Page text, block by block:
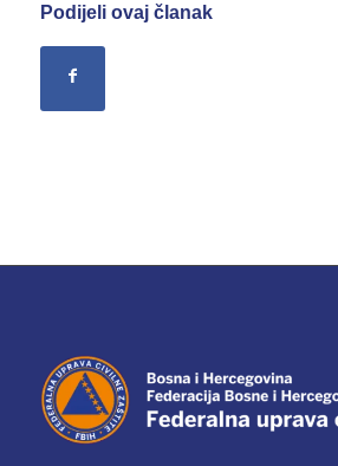
Podijeli ovaj članak